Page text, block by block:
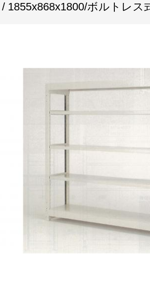
1855x868x1800/ボルトレス